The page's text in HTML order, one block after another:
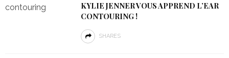
KYLIE JENNER VOUS APPREND L’EAR
CONTOURING !
SHARES